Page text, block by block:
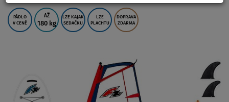
PÁDLO
V CENĚ
AŽ
180 kg
LZE KAJAK
SEDAČKU
LZE
PLACHTU
DOPRAVA
ZDARMA